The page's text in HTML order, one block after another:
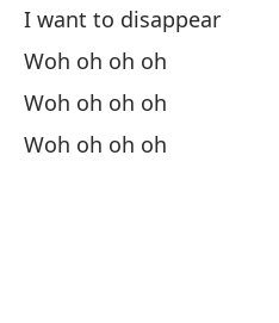
I want to disappear
Woh oh oh oh
Woh oh oh oh
Woh oh oh oh